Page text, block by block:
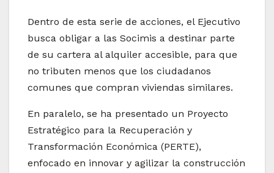
Dentro de esta serie de acciones, el Ejecutivo
busca obligar a las Socimis a destinar parte
de su cartera al alquiler accesible, para que
no tributen menos que los ciudadanos
comunes que compran viviendas similares.
En paralelo, se ha presentado un Proyecto
Estratégico para la Recuperación y
Transformación Económica (PERTE),
enfocado en innovar y agilizar la construcción